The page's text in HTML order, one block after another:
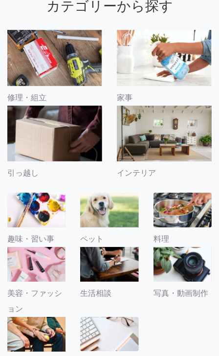
カテゴリーから探す
修理・組立 家事
引っ越し インテリア
趣味・習い事 ペット 料理
美容・ファッシ
ョン
生活相談 写真・動画制作